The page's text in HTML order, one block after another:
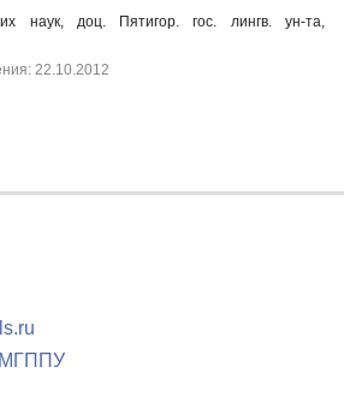
наук, доц. Пятигор. гос. лингв. ун-та,
22.10.2012
МГППУ